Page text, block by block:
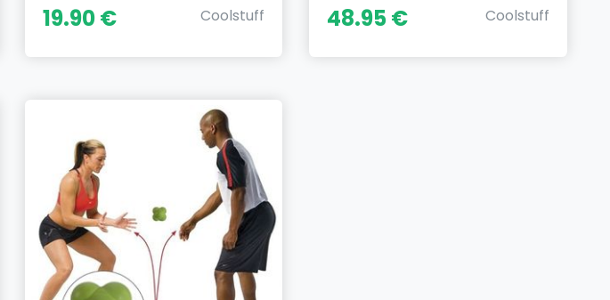
19.90 € Coolstuff 48.95 € Coolstuff